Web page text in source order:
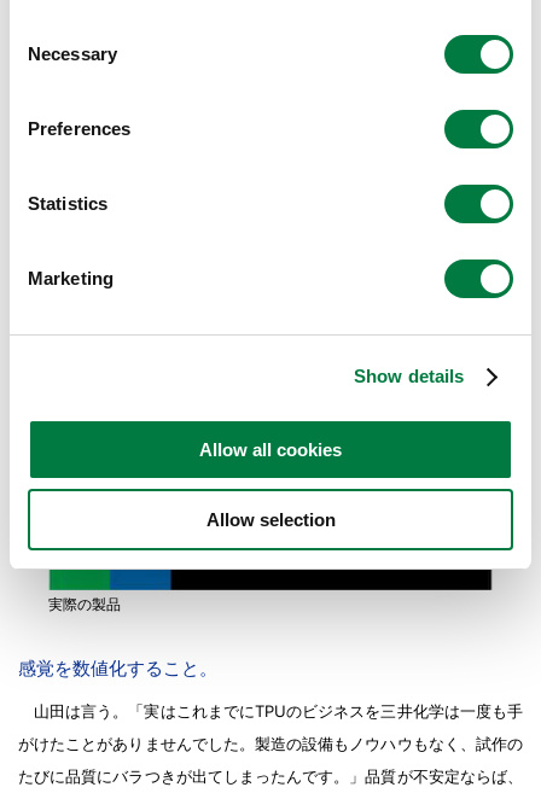
Selection
Necessary
Preferences
Statistics
Marketing
Show details
Allow all cookies
Allow selection
実際の製品
感覚を数値化すること。
山田は言う。「実はこれまでにTPUのビジネスを三井化学は一度も手
がけたことがありませんでした。製造の設備もノウハウもなく、試作の
たびに品質にバラつきが出てしまったんです。」品質が不安定ならば、